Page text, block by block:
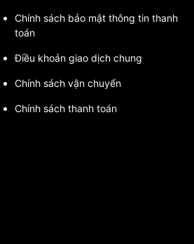
Chính sách bảo mật thông tin thanh
toán
Điều khoản giao dịch chung
Chính sách vận chuyển
Chính sách thanh toán